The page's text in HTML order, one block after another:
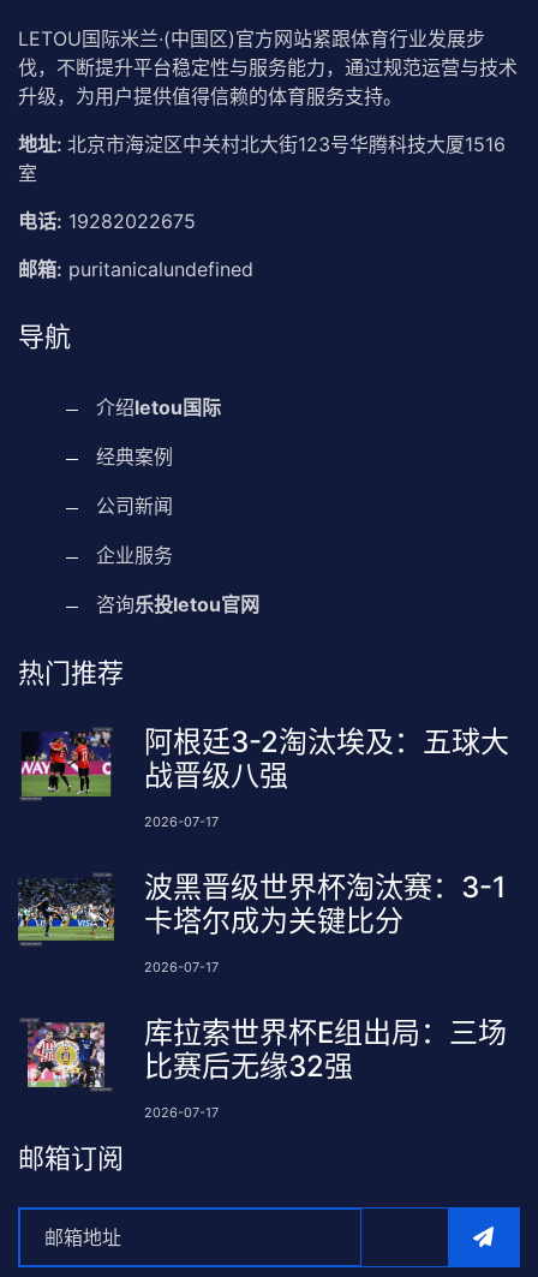
LETOU国际米兰·(中国区)官方网站紧跟体育行业发展步
伐，不断提升平台稳定性与服务能力，通过规范运营与技术
升级，为用户提供值得信赖的体育服务支持。
地址: 北京市海淀区中关村北大街123号华腾科技大厦1516
室
电话: 19282022675
邮箱: puritanicalundefined
导航
介绍letou国际
经典案例
公司新闻
企业服务
咨询乐投letou官网
热门推荐
阿根廷3-2淘汰埃及：五球大
战晋级八强
2026-07-17
波黑晋级世界杯淘汰赛：3-1
卡塔尔成为关键比分
2026-07-17
库拉索世界杯E组出局：三场
比赛后无缘32强
2026-07-17
邮箱订阅